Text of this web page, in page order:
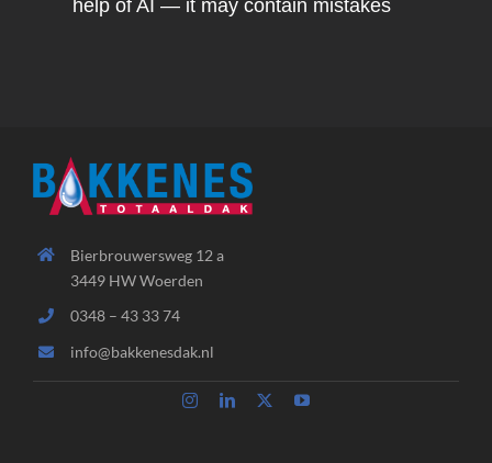
help of AI — it may contain mistakes
Bierbrouwersweg 12 a
3449 HW Woerden
0348 – 43 33 74
info@bakkenesdak.nl